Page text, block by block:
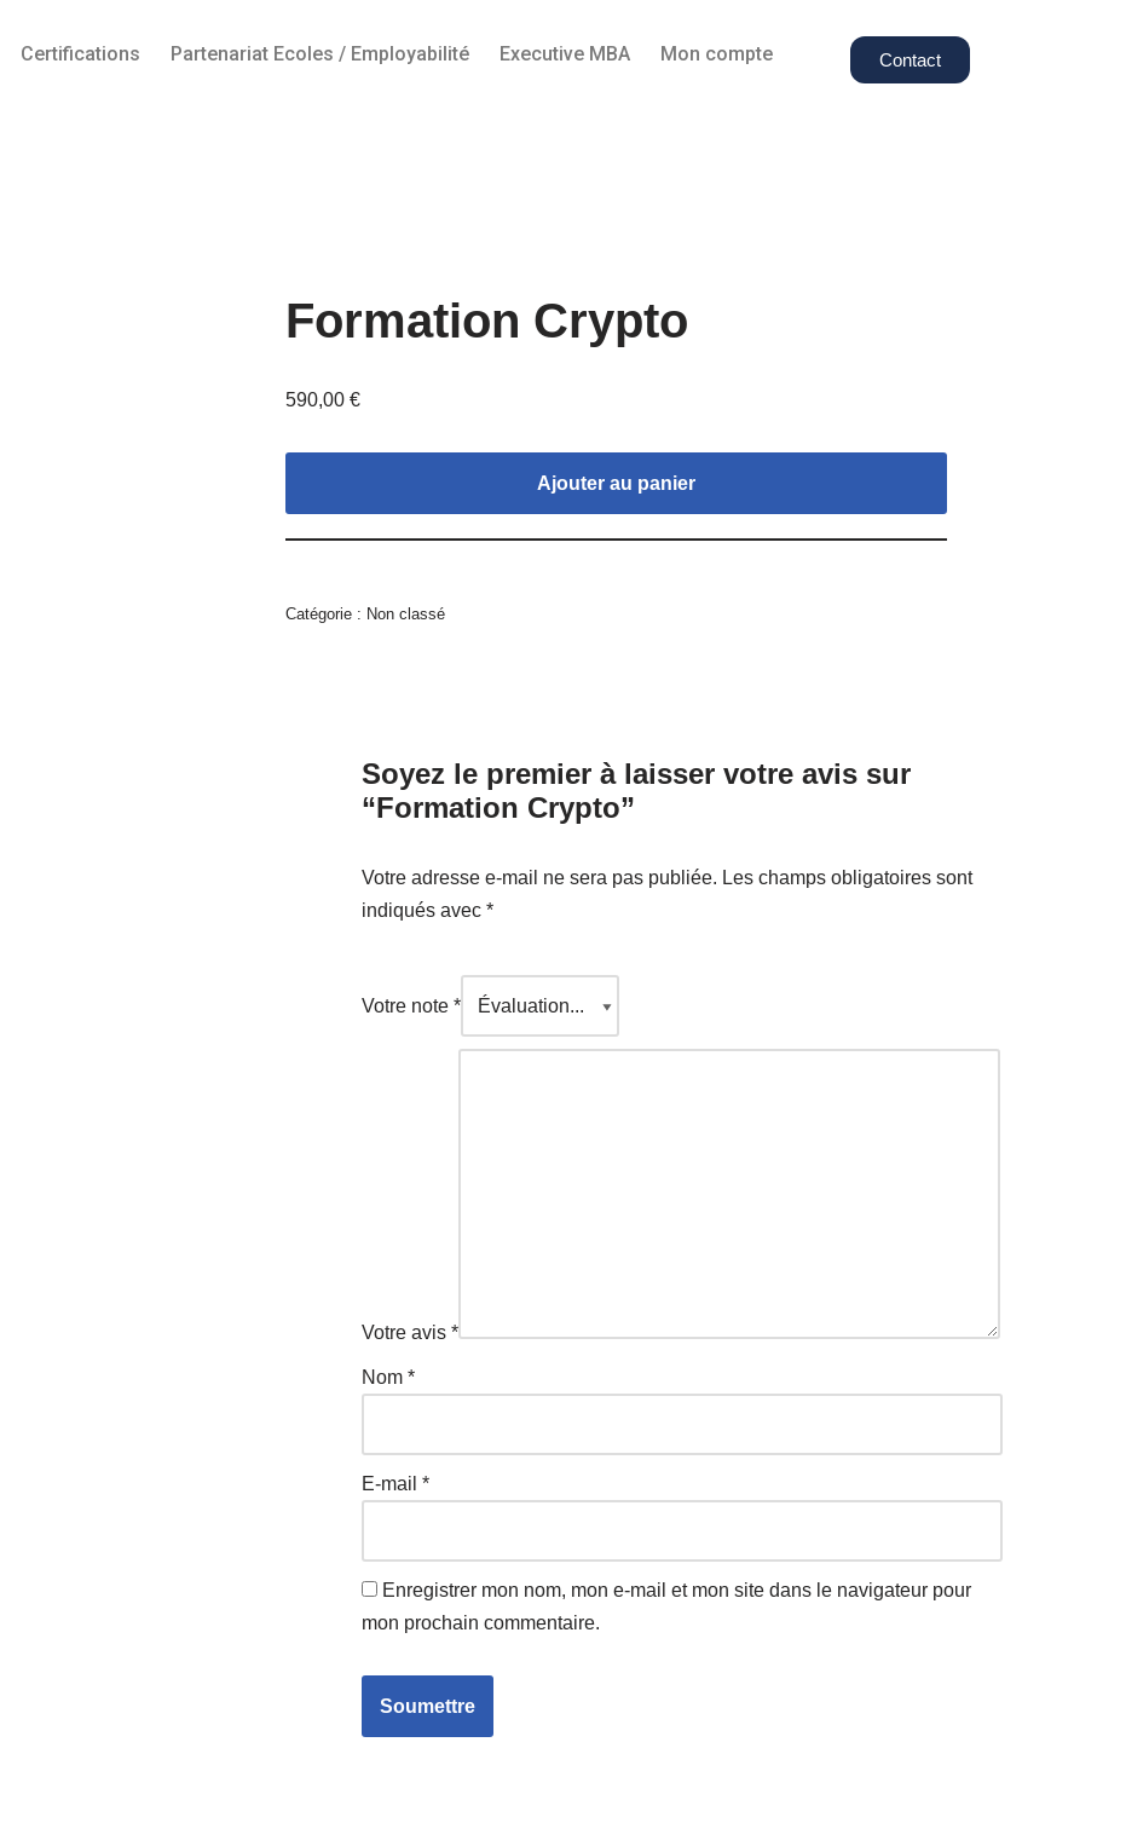
Certifications Partenariat Ecoles / Employabilité Executive MBA Mon compte Contact
Formation Crypto
590,00€
Ajouter au panier
Catégorie : Non classé
Soyez le premier à laisser votre avis sur
“Formation Crypto”
Votre adresse e-mail ne sera pas publiée. Les champs obligatoires sont
indiqués avec *
Votre note *
Votre avis *
Nom *
E-mail *
Enregistrer mon nom, mon e-mail et mon site dans le navigateur pour
mon prochain commentaire.